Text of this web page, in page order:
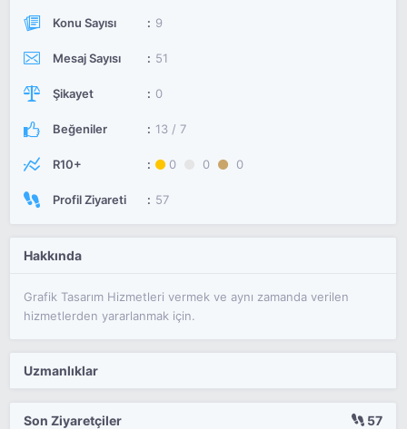
Konu Sayısı 9
Mesaj Sayısı 51
Şikayet 0
Beğeniler 13 / 7
R10+ 0 0 0
Profil Ziyareti 57
Hakkında
Grafik Tasarım Hizmetleri vermek ve aynı zamanda verilen
hizmetlerden yararlanmak için.
Uzmanlıklar
Son Ziyaretçiler 57